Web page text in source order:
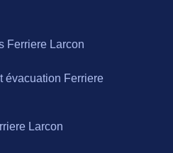
Ferriere Larcon
évacuation Ferriere
Larcon